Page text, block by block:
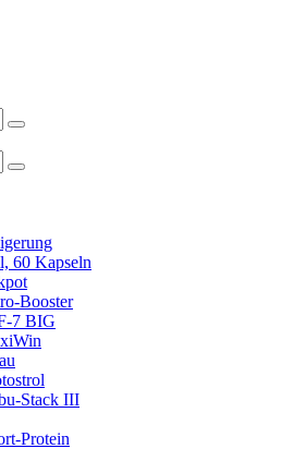
60 Kapseln
Booster
7 BIG
Stack III
Protein